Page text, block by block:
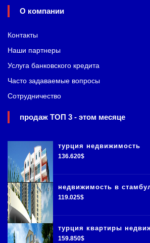
О компании
Контакты
Наши партнеры
Услуга банковского кредита
Часто задаваемые вопросы
Сотрудничество
продаж ТОП 3 - этом месяце
турция недвижимость
136.620$
недвижимость в
119.025$
турция квартиры
159.850$